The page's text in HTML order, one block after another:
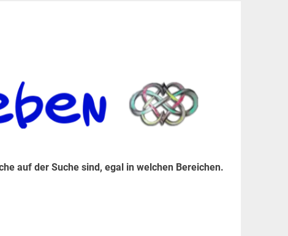
auf der Suche sind, egal in welchen Bereichen.